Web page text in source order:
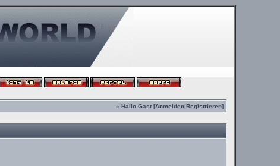
» Hallo Gast [Anmelden|Registrieren]